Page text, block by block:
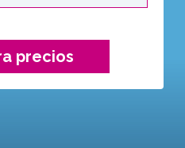
precios